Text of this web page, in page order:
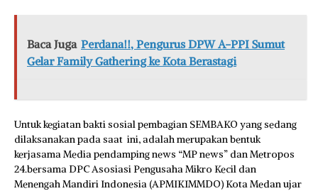
Baca Juga Perdana!!, Pengurus DPW A-PPI Sumut
Gelar Family Gathering ke Kota Berastagi
Untuk kegiatan bakti sosial pembagian SEMBAKO yang sedang
dilaksanakan pada saat ini, adalah merupakan bentuk
kerjasama Media pendamping news “MP news” dan Metropos
24.bersama DPC Asosiasi Pengusaha Mikro Kecil dan
Menengah Mandiri Indonesia (APMIKIMMDO) Kota Medan ujar